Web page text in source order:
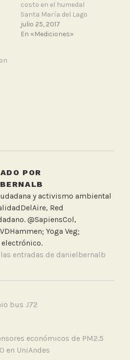
costo en el humedal
Santa María del Lago
julio 25, 2017
En «Mediciones»
POR
y activismo ambiental
Red
@SapiensCol,
Yoga Veg;
entradas de danielbernalb
bus J72
económicos de PM2.5
en UniAndes